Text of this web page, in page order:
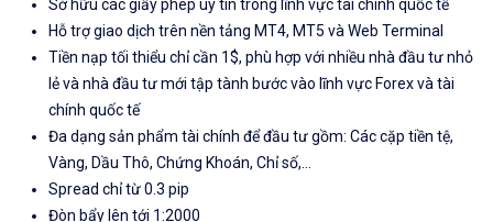
Sở hữu các giấy phép uý tín trong lĩnh vực tài chính quốc tế
Hỗ trợ giao dịch trên nền tảng MT4, MT5 và Web Terminal
Tiền nạp tối thiểu chỉ cần 1$, phù hợp với nhiều nhà đầu tư nhỏ
lẻ và nhà đầu tư mới tập tành bước vào lĩnh vực Forex và tài
chính quốc tế
Đa dạng sản phẩm tài chính để đầu tư gồm: Các cặp tiền tệ,
Vàng, Dầu Thô, Chứng Khoán, Chỉ số,...
Spread chỉ từ 0.3 pip
Đòn bẩy lên tới 1:2000